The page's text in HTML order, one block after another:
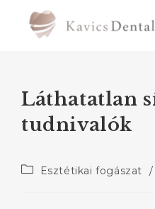
Láthatatlan
tudnivalók
Esztétikai fogászat /